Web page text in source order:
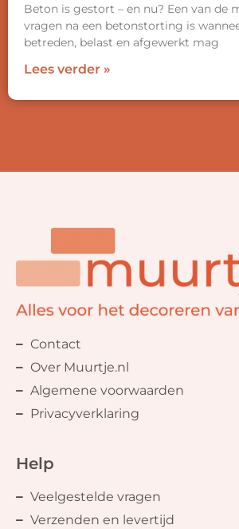
Beton is gestort – en nu? Een van de
vragen na een betonstorting is
betreden, belast en afgewerkt mag
Lees verder »
Contact
Over Muurtje.nl
Algemene voorwaarden
Privacyverklaring
Help
Veelgestelde vragen
Verzenden en levertijd